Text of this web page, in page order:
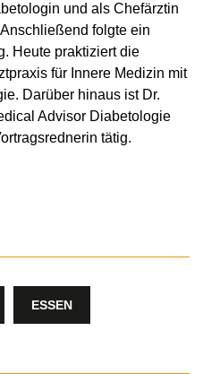
und als Chefärztin
folgte ein
Heute praktiziert die
für Innere Medizin mit
Darüber hinaus ist Dr.
Advisor Diabetologie
tätig.
ESSEN